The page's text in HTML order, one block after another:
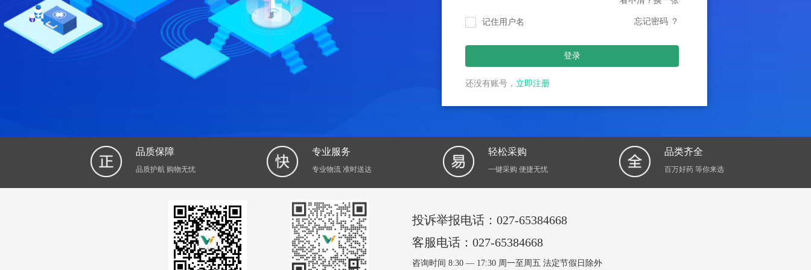
记住用户名 忘记密码 ？
登录
还没有账号， 立即注册
品质保障
品质护航 购物无忧
专业服务
专业物流 准时送达
轻松采购
一键采购 便捷无忧
品类齐全
百万好药 等你来选
投诉举报电话：027-65384668
客服电话：027-65384668
咨询时间 8:30 — 17:30 周一至周五 法定节假日除外